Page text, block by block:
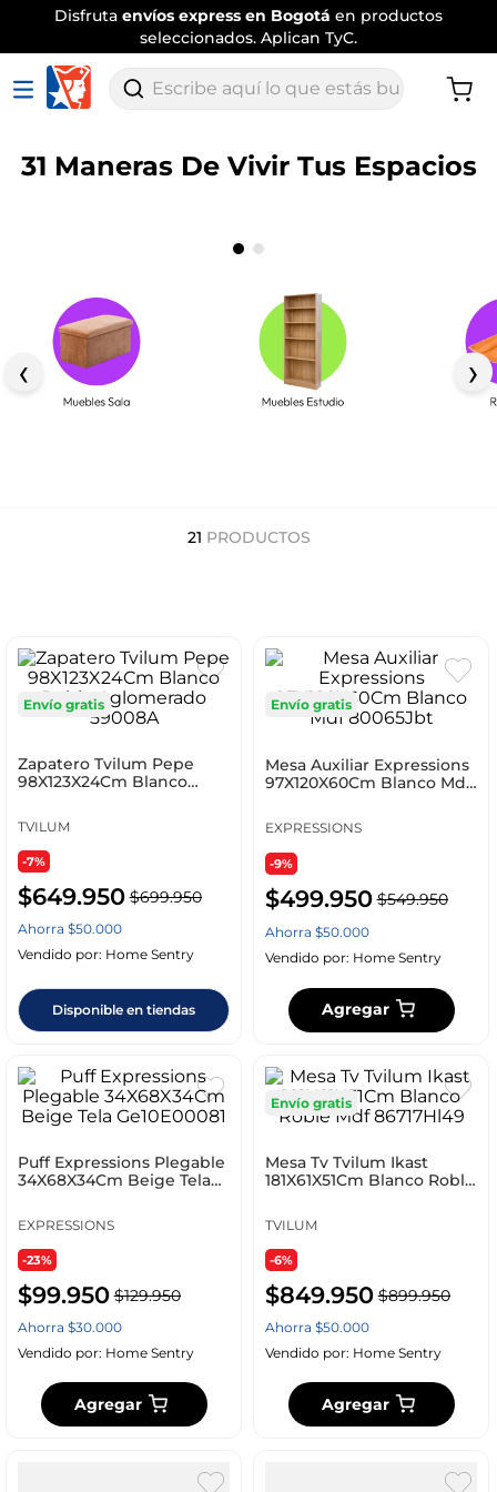
Disfruta envíos express en Bogotá en productos
seleccionados. Aplican TyC.
Escribe aquí lo que estás buscando
31 Maneras De Vivir Tus Espacios
‹ ›
21 PRODUCTOS
Envío gratis
Zapatero Tvilum Pepe
98X123X24Cm Blanco
59008A
TVILUM
-7%
$649.950 $699.950
Ahorra $50.000
Vendido por: Home Sentry
Disponible en tiendas
Envío gratis
Mesa Auxiliar Expressions
97X120X60Cm Blanco Mdf
EXPRESSIONS
-9%
$499.950 $549.950
Ahorra $50.000
Vendido por: Home Sentry
Agregar
Puff Expressions Plegable
34X68X34Cm Beige Tela
EXPRESSIONS
-23%
$99.950 $129.950
Ahorra $30.000
Vendido por: Home Sentry
Agregar
Envío gratis
Mesa Tv Tvilum Ikast
181X61X51Cm Blanco Roble
TVILUM
-6%
$849.950 $899.950
Ahorra $50.000
Vendido por: Home Sentry
Agregar